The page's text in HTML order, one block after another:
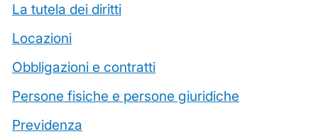
La tutela dei diritti
Locazioni
Obbligazioni e contratti
Persone fisiche e persone giuridiche
Previdenza